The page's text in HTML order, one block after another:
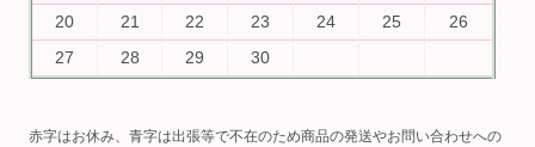
20
21 22 23 24 25
26
27
28 29 30
赤字はお休み、青字は出張等で不在のため商品の発送やお問い合わせへの